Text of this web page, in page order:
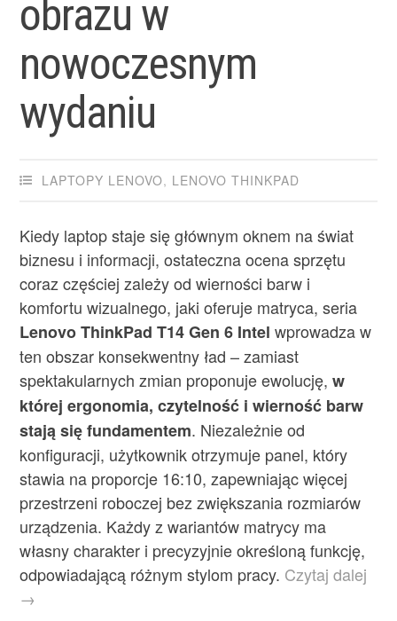
obrazu w
nowoczesnym
wydaniu
LAPTOPY LENOVO, LENOVO THINKPAD
Kiedy laptop staje się głównym oknem na świat
biznesu i informacji, ostateczna ocena sprzętu
coraz częściej zależy od wierności barw i
komfortu wizualnego, jaki oferuje matryca, seria
Lenovo ThinkPad T14 Gen 6 Intel wprowadza w
ten obszar konsekwentny ład – zamiast
spektakularnych zmian proponuje ewolucję,w
której ergonomia, czytelność i wierność barw
stają się fundamentem. Niezależnie od
konfiguracji, użytkownik otrzymuje panel, który
stawia na proporcje 16:10, zapewniając więcej
przestrzeni roboczej bez zwiększania rozmiarów
urządzenia. Każdy z wariantów matrycy ma
własny charakter i precyzyjnie określoną funkcję,
odpowiadającą różnym stylom pracy. Czytaj dalej
→